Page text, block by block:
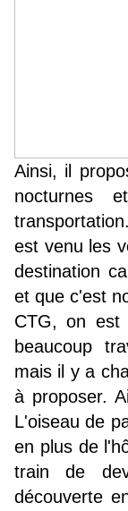
Ainsi, il
nocturnes
est venu les
destination
et que c'est
CTG, on est
beaucoup
mais il y a
à proposer.
L'oiseau de
en plus de
train de
découverte